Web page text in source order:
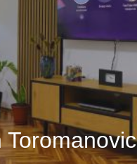
Toromanovic